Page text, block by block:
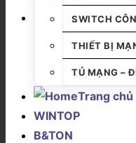
SWITCH
THIẾT BỊ
TỦ MẠNG –
Trang chủ
WINTOP
B&TON